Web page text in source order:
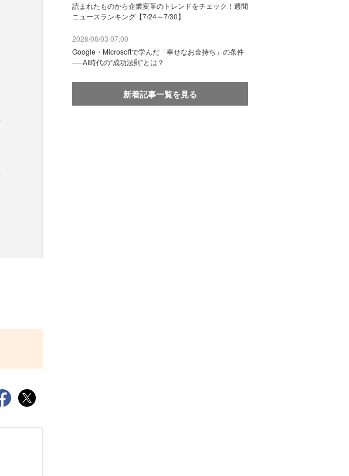
読まれたものから企業変革のトレンドをチェック！週間
ニュースランキング【7/24～7/30】
2026/08/03 07:00
Google・Microsoftで学んだ「幸せなお金持ち」の条件
──AI時代の“成功法則”とは？
新着記事一覧を見る